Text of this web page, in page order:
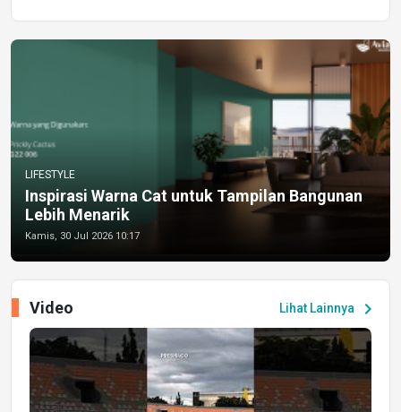
LIFESTYLE
Inspirasi Warna Cat untuk Tampilan Bangunan
Lebih Menarik
Kamis, 30 Jul 2026 10:17
Lihat Lainnya chevron_right
Video